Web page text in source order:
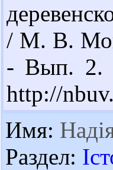
/ М. В.
- Вып. 2.
http://
Имя:
Раздел: